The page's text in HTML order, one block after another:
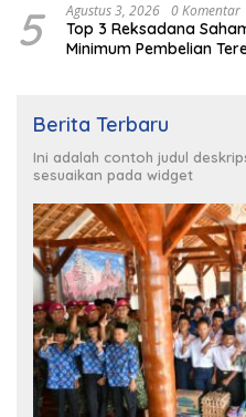
5 Agustus 3, 2026 0 Komentar
Top 3 Reksadana
Minimum Pembelian
Berita Terbaru
Ini adalah contoh judul
sesuaikan pada widget